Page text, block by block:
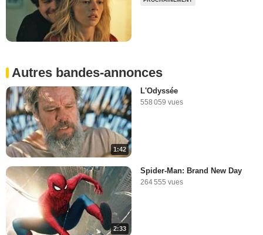
Autres bandes-annonces
1:42
L'Odyssée
558 059 vues
2:33
Spider-Man: Brand New Day
264 555 vues